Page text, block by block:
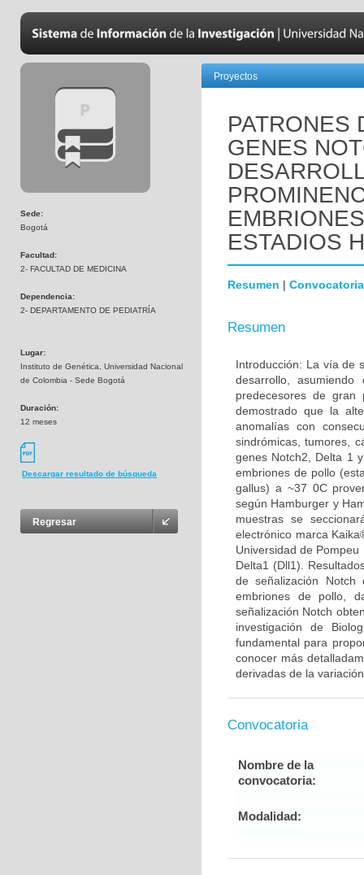
Sede:
Bogotá
Facultad:
2- FACULTAD DE MEDICINA
Dependencia:
2- DEPARTAMENTO DE PEDIATRÍA
Lugar:
Instituto de Genética, Universidad Nacional
de Colombia - Sede Bogotá
Duración:
12 meses
Descargar resultado de búsqueda
Regresar
Proyectos
PATRONES
GENES
ESTADIOS
Resumen | Convocatoria
Resumen
Introducción: La vía de
desarrollo,
predecesores de gran
demostrado que la
anomalías con
sindrómicas, tumores,
genes Notch2, Delta 1
embriones de pollo
gallus) a ~37 0C
según Hamburger y
muestras se
electrónico marca
Universidad de
Delta1 (Dll1).
de señalización
embriones de pollo,
señalización Notch
investigación de
fundamental para
conocer más
derivadas de la
Convocatoria
Nombre de la
convocatoria:
Modalidad: